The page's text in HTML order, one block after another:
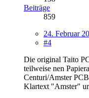
Beiträge
859
24. Februar
#4
Die original Taito
teilweise nen
Centuri/Amster
Klartext "Amster"